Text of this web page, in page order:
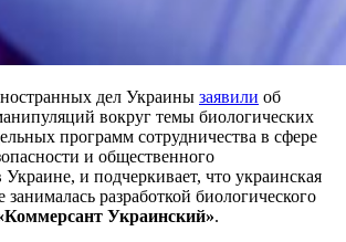
дел Украины заявили об
вокруг темы биологических
программ сотрудничества в сфере
и общественного
Украине, и подчеркивает, что украинская
занималась разработкой биологического
Украинский».